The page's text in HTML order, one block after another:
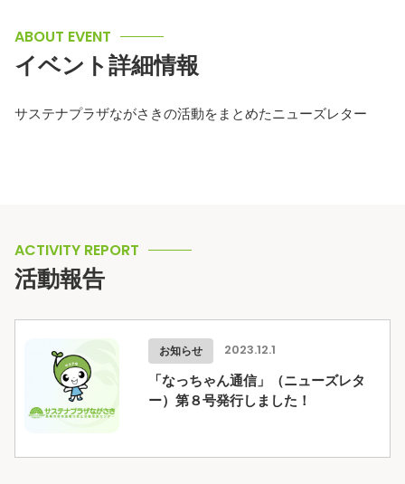
ABOUT EVENT
イベント詳細情報
サステナプラザながさきの活動をまとめたニューズレター
ACTIVITY REPORT
活動報告
お知らせ 2023.12.1
「なっちゃん通信」（ニューズレタ
ー）第８号発行しました！